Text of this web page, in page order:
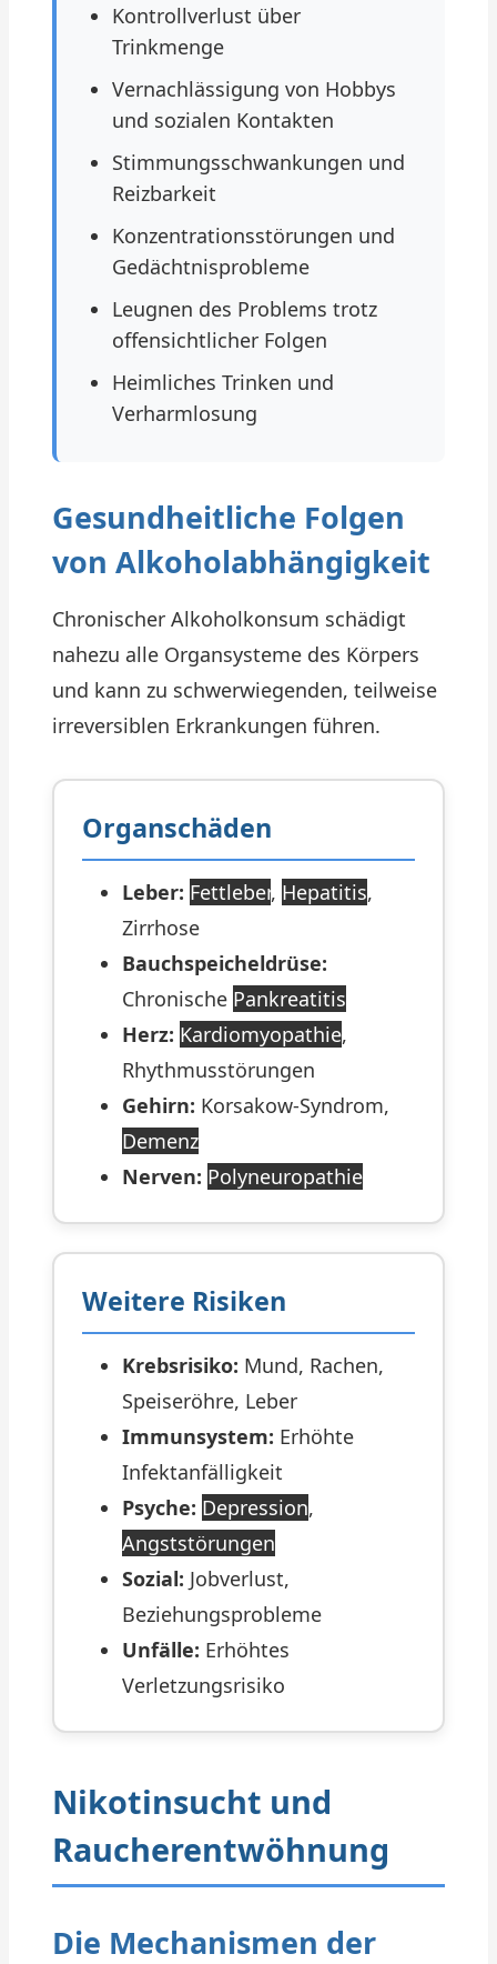
Kontrollverlust über
Trinkmenge
Vernachlässigung von Hobbys
und sozialen Kontakten
Stimmungsschwankungen und
Reizbarkeit
Konzentrationsstörungen und
Gedächtnisprobleme
Leugnen des Problems trotz
offensichtlicher Folgen
Heimliches Trinken und
Verharmlosung
Gesundheitliche Folgen
von Alkoholabhängigkeit
Chronischer Alkoholkonsum schädigt
nahezu alle Organsysteme des Körpers
und kann zu schwerwiegenden, teilweise
irreversiblen Erkrankungen führen.
Organschäden
Leber: Fettleber, Hepatitis,
Zirrhose
Bauchspeicheldrüse:
Chronische Pankreatitis
Herz: Kardiomyopathie,
Rhythmusstörungen
Gehirn: Korsakow-Syndrom,
Demenz
Nerven: Polyneuropathie
Weitere Risiken
Krebsrisiko: Mund, Rachen,
Speiseröhre, Leber
Immunsystem: Erhöhte
Infektanfälligkeit
Psyche: Depression,
Angststörungen
Sozial: Jobverlust,
Beziehungsprobleme
Unfälle: Erhöhtes
Verletzungsrisiko
Nikotinsucht und
Raucherentwöhnung
Die Mechanismen der